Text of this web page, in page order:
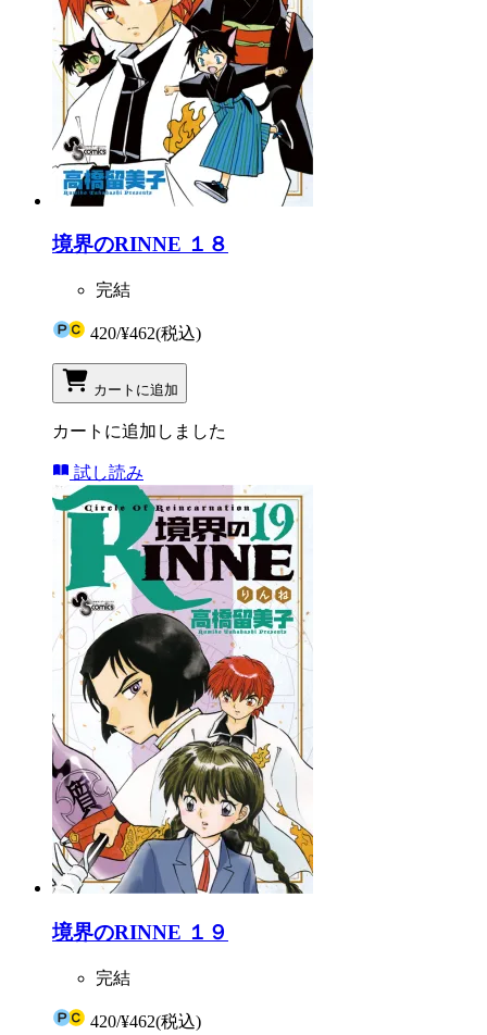
境界のRINNE １８
完結
420/¥462(税込)
カートに追加
カートに追加しました
試し読み
境界のRINNE １９
完結
420/¥462(税込)